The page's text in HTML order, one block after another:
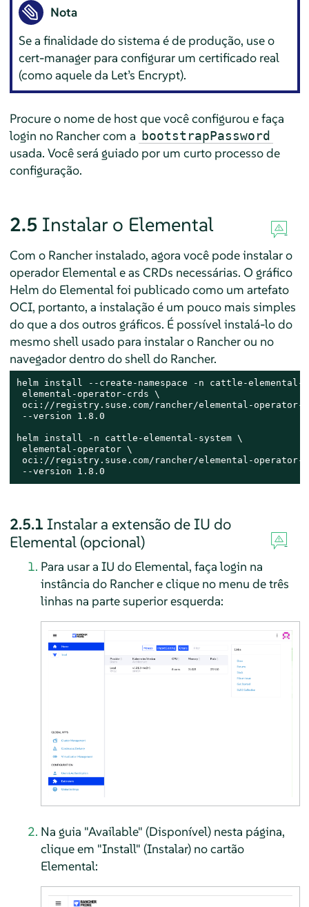
Nota
Se a finalidade do sistema é de produção, use o
cert-manager para configurar um certificado real
(como aquele da Let’s Encrypt).
Procure o nome de host que você configurou e faça
login no Rancher com a bootstrapPassword
usada. Você será guiado por um curto processo de
configuração.
2.5 Instalar o Elemental
Com o Rancher instalado, agora você pode instalar o
operador Elemental e as CRDs necessárias. O gráfico
Helm do Elemental foi publicado como um artefato
OCI, portanto, a instalação é um pouco mais simples
do que a dos outros gráficos. É possível instalá-lo do
mesmo shell usado para instalar o Rancher ou no
navegador dentro do shell do Rancher.
helm install --create-namespace -n cattle-elemental-
elemental-operator-crds \
oci://registry.suse.com/rancher/elemental-
--version 1.8.0
helm install -n cattle-elemental-system \
elemental-operator \
oci://registry.suse.com/rancher/elemental-operator-
--version 1.8.0
2.5.1 Instalar a extensão de IU do
Elemental (opcional)
Para usar a IU do Elemental, faça login na
instância do Rancher e clique no menu de três
linhas na parte superior esquerda:
Na guia "Available" (Disponível) nesta página,
clique em "Install" (Instalar) no cartão
Elemental: